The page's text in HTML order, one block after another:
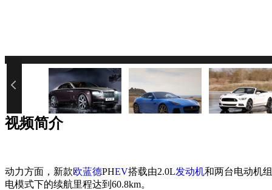
视频简介
动力方面，新款欧蓝德PHEV搭载由2.0L发动机和两台电动机
电模式下的续航里程达到60.8km。